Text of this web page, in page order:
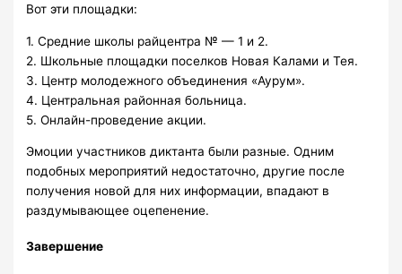
Вот эти площадки:
1. Средние школы райцентра № — 1 и 2.
2. Школьные площадки поселков Новая Калами и Тея.
3. Центр молодежного объединения «Аурум».
4. Центральная районная больница.
5. Онлайн-проведение акции.
Эмоции участников диктанта были разные. Одним
подобных мероприятий недостаточно, другие после
получения новой для них информации, впадают в
раздумывающее оцепенение.
Завершение